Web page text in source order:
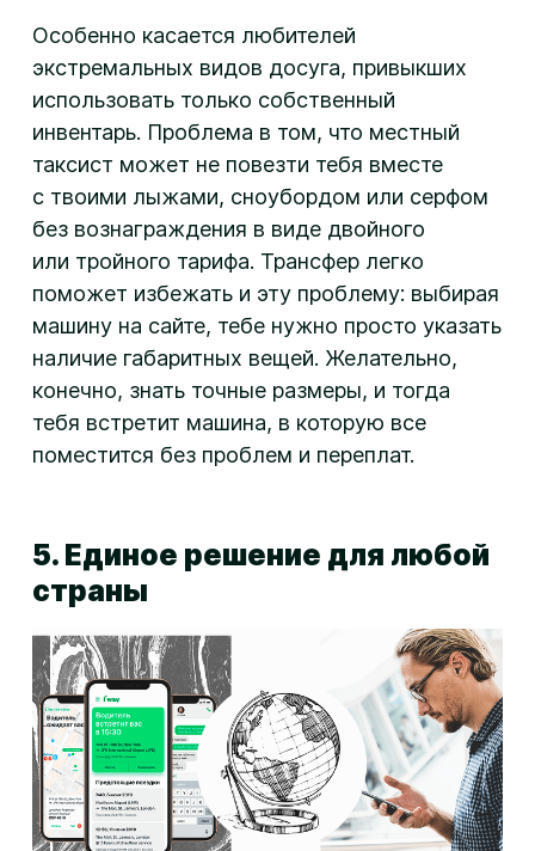
Особенно касается любителей
экстремальных видов досуга, привыкших
использовать только собственный
инвентарь. Проблема в том, что местный
таксист может не повезти тебя вместе
с твоими лыжами, сноубордом или серфом
без вознаграждения в виде двойного
или тройного тарифа. Трансфер легко
поможет избежать и эту проблему: выбирая
машину на сайте, тебе нужно просто указать
наличие габаритных вещей. Желательно,
конечно, знать точные размеры, и тогда
тебя встретит машина, в которую все
поместится без проблем и переплат.
5. Единое решение для любой
страны